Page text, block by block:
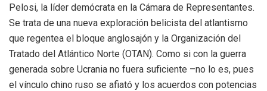
Pelosi, la líder demócrata en la Cámara de Representantes.
Se trata de una nueva exploración belicista del atlantismo
que regentea el bloque anglosajón y la Organización del
Tratado del Atlántico Norte (OTAN). Como si con la guerra
generada sobre Ucrania no fuera suficiente –no lo es, pues
el vínculo chino ruso se afiató y los acuerdos con potencias